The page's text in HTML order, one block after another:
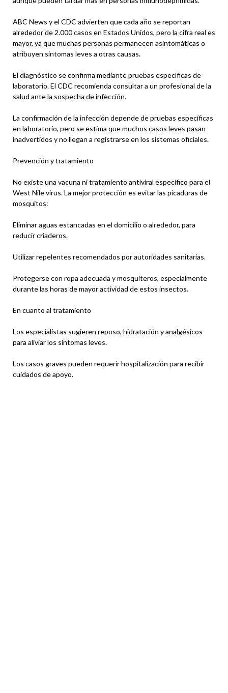
ABC News y el CDC advierten que cada año se reportan
alrededor de 2.000 casos en Estados Unidos, pero la cifra real es
mayor, ya que muchas personas permanecen asintomáticas o
atribuyen síntomas leves a otras causas.
El diagnóstico se confirma mediante pruebas específicas de
laboratorio. El CDC recomienda consultar a un profesional de la
salud ante la sospecha de infección.
La confirmación de la infección depende de pruebas específicas
en laboratorio, pero se estima que muchos casos leves pasan
inadvertidos y no llegan a registrarse en los sistemas oficiales.
Prevención y tratamiento
No existe una vacuna ni tratamiento antiviral específico para el
West Nile virus. La mejor protección es evitar las picaduras de
mosquitos:
Eliminar aguas estancadas en el domicilio o alrededor, para
reducir criaderos.
Utilizar repelentes recomendados por autoridades sanitarias.
Protegerse con ropa adecuada y mosquiteros, especialmente
durante las horas de mayor actividad de estos insectos.
En cuanto al tratamiento
Los especialistas sugieren reposo, hidratación y analgésicos
para aliviar los síntomas leves.
Los casos graves pueden requerir hospitalización para recibir
cuidados de apoyo.